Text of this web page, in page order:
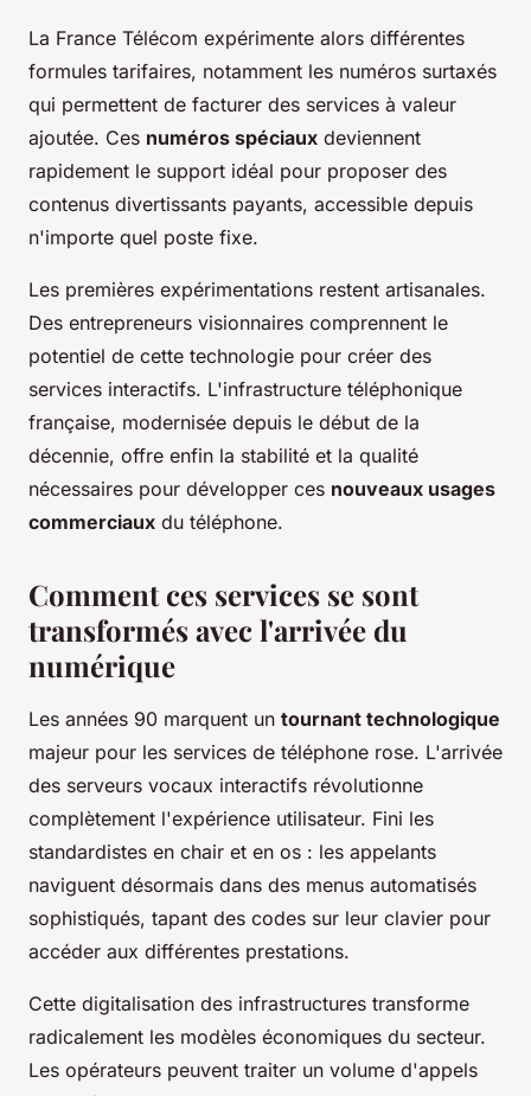
La France Télécom expérimente alors différentes
formules tarifaires, notamment les numéros surtaxés
qui permettent de facturer des services à valeur
ajoutée. Ces numéros spéciaux deviennent
rapidement le support idéal pour proposer des
contenus divertissants payants, accessible depuis
n'importe quel poste fixe.
Les premières expérimentations restent artisanales.
Des entrepreneurs visionnaires comprennent le
potentiel de cette technologie pour créer des
services interactifs. L'infrastructure téléphonique
française, modernisée depuis le début de la
décennie, offre enfin la stabilité et la qualité
nécessaires pour développer ces nouveaux usages
commerciaux du téléphone.
Comment ces services se sont
transformés avec l'arrivée du
numérique
Les années 90 marquent un tournant technologique
majeur pour les services de téléphone rose. L'arrivée
des serveurs vocaux interactifs révolutionne
complètement l'expérience utilisateur. Fini les
standardistes en chair et en os : les appelants
naviguent désormais dans des menus automatisés
sophistiqués, tapant des codes sur leur clavier pour
accéder aux différentes prestations.
Cette digitalisation des infrastructures transforme
radicalement les modèles économiques du secteur.
Les opérateurs peuvent traiter un volume d'appels